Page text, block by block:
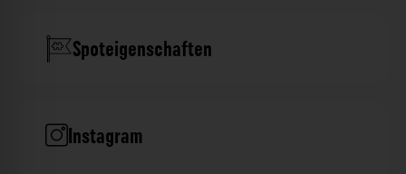
Spoteigenschaften
Instagram